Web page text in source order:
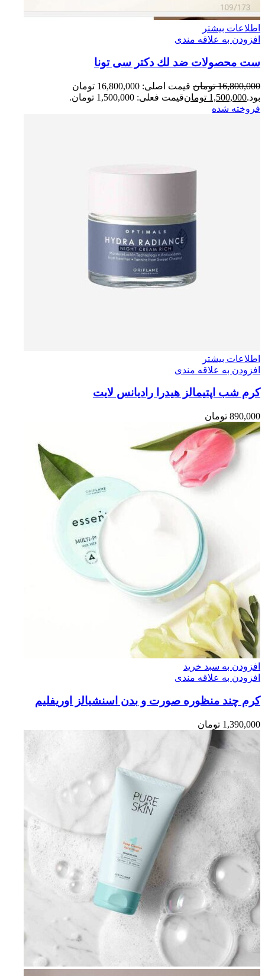
اطلاعات بیشتر
افزودن به علاقه مندی
ست محصولات ضد لك دكتر سی تونا
16,800,000 تومان
قیمت اصلی: 16,800,000 تومان
بود.1,500,000 تومانقیمت فعلی: 1,500,000 تومان.
فروخته شده
اطلاعات بیشتر
افزودن به علاقه مندی
كرم شب اپتيمالز هيدرا راديانس لايت
890,000 تومان
افزودن به سبد خرید
افزودن به علاقه مندی
کرم چند منظوره صورت و بدن اسنشیالز اوریفلیم
1,390,000 تومان